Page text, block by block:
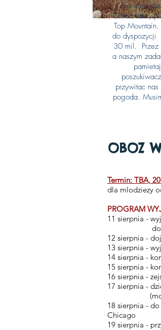
Pierwsze
Grand Lake,
Top
do
30 mil. Przez
a naszym
przywitac
pogoda.
OBOZ
Termin: TBA,
dla mlodziezy
PROGRAM
11 sierpnia -
do
12 sierpnia -
13 sierpnia -
14 sierpnia -
15 sierpnia -
16 sierpnia -
17 sierpnia -
(mozliwosc
18 sierpnia -
Chicago
19 sierpnia -